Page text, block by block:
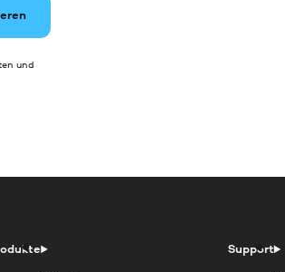
und
Support